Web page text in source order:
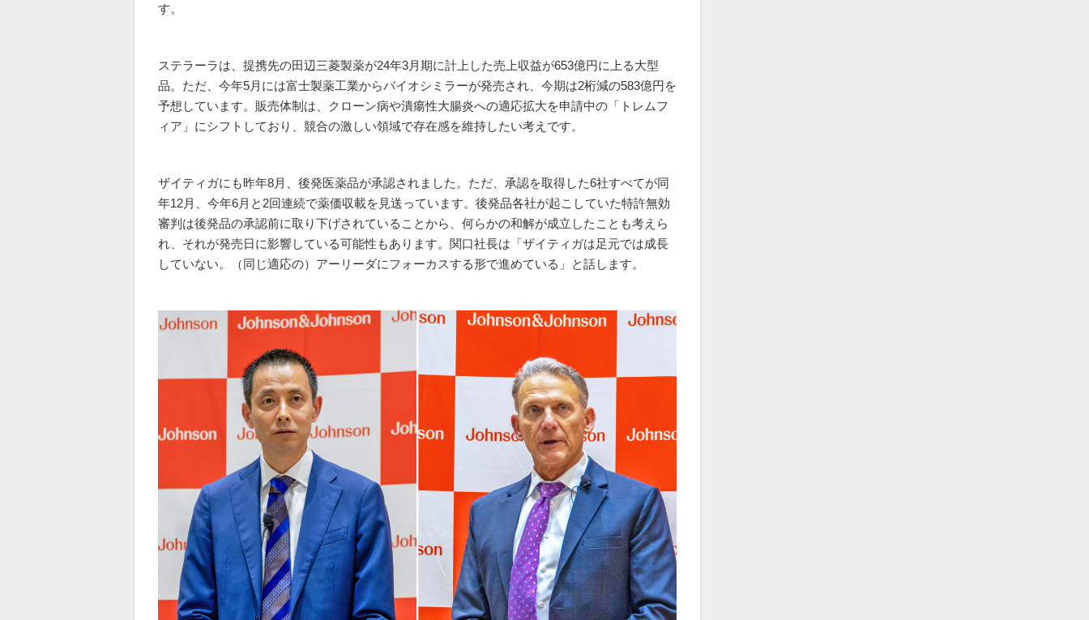
す。
ステラーラは、提携先の田辺三菱製薬が24年3月期に計上した売上収益が653億円に上る大型
品。ただ、今年5月には富士製薬工業からバイオシミラーが発売され、今期は2桁減の583億円を
予想しています。販売体制は、クローン病や潰瘍性大腸炎への適応拡大を申請中の「トレムフ
ィア」にシフトしており、競合の激しい領域で存在感を維持したい考えです。
ザイティガにも昨年8月、後発医薬品が承認されました。ただ、承認を取得した6社すべてが同
年12月、今年6月と2回連続で薬価収載を見送っています。後発品各社が起こしていた特許無効
審判は後発品の承認前に取り下げされていることから、何らかの和解が成立したことも考えら
れ、それが発売日に影響している可能性もあります。関口社長は「ザイティガは足元では成長
していない。（同じ適応の）アーリーダにフォーカスする形で進めている」と話します。